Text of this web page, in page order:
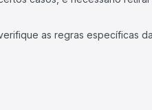
as regras específicas